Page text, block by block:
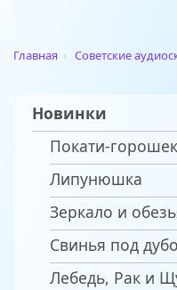
Главная › Советские
Новинки
Покати-горошек
Липунюшка
Зеркало и
Свинья под
Лебедь, Рак и